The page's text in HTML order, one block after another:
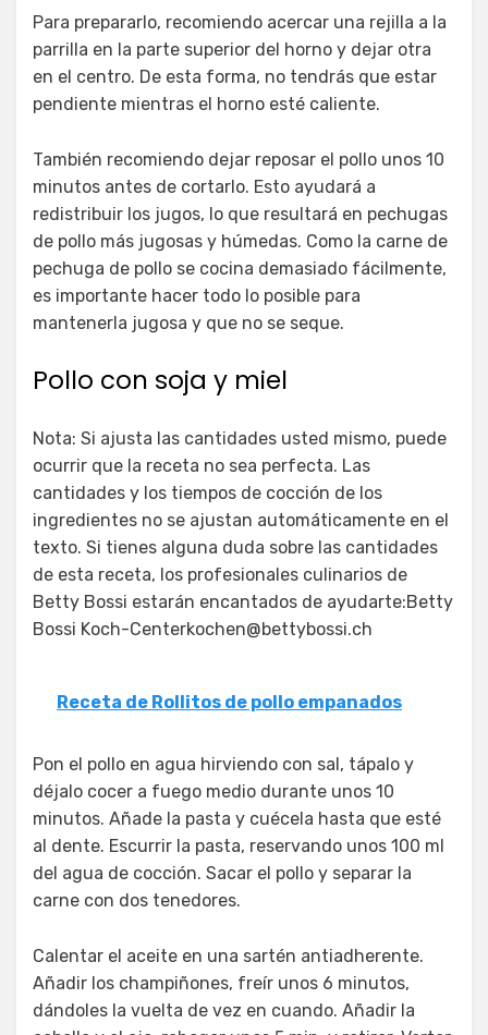
Para prepararlo, recomiendo acercar una rejilla a la
parrilla en la parte superior del horno y dejar otra
en el centro. De esta forma, no tendrás que estar
pendiente mientras el horno esté caliente.
También recomiendo dejar reposar el pollo unos 10
minutos antes de cortarlo. Esto ayudará a
redistribuir los jugos, lo que resultará en pechugas
de pollo más jugosas y húmedas. Como la carne de
pechuga de pollo se cocina demasiado fácilmente,
es importante hacer todo lo posible para
mantenerla jugosa y que no se seque.
Pollo con soja y miel
Nota: Si ajusta las cantidades usted mismo, puede
ocurrir que la receta no sea perfecta. Las
cantidades y los tiempos de cocción de los
ingredientes no se ajustan automáticamente en el
texto. Si tienes alguna duda sobre las cantidades
de esta receta, los profesionales culinarios de
Betty Bossi estarán encantados de ayudarte:Betty
Bossi Koch-Centerkochen@bettybossi.ch
Receta de Rollitos de pollo empanados
Pon el pollo en agua hirviendo con sal, tápalo y
déjalo cocer a fuego medio durante unos 10
minutos. Añade la pasta y cuécela hasta que esté
al dente. Escurrir la pasta, reservando unos 100 ml
del agua de cocción. Sacar el pollo y separar la
carne con dos tenedores.
Calentar el aceite en una sartén antiadherente.
Añadir los champiñones, freír unos 6 minutos,
dándoles la vuelta de vez en cuando. Añadir la